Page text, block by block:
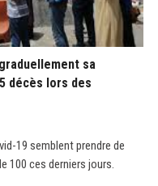
sa
décès lors des
19 semblent prendre de
100 ces derniers jours.